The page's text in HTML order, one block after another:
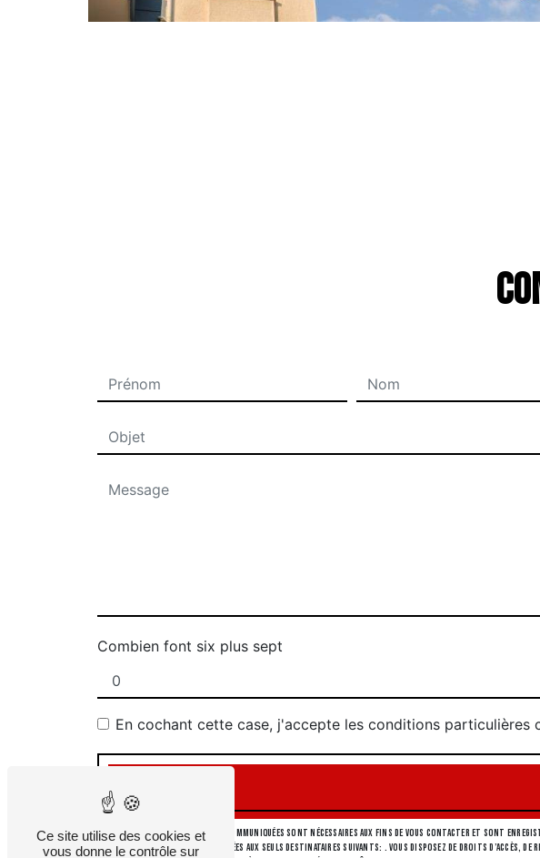
Combien font six plus sept
En cochant cette case, j'accepte les conditions particulières
** Les données personnelles communiquées sont nécessaires aux fins de vous contacter et sont
collectées seront communiquées aux seuls destinataires suivants: . Vous disposez de droits
Ce site utilise des cookies et
vous donne le contrôle sur